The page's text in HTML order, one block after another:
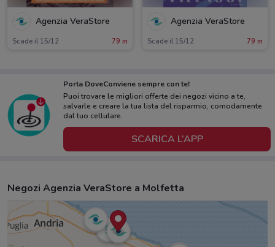
Agenzia VeraStore
Scade il 15/12 79 m
Agenzia VeraStore
Scade il 15/12 79 m
Porta DoveConviene sempre con te!
Puoi trovare le migliori offerte dei negozi vicino a te,
salvarle e creare la tua lista del risparmio, comodamente
dal tuo cellulare.
SCARICA L’APP
Negozi Agenzia VeraStore a Molfetta